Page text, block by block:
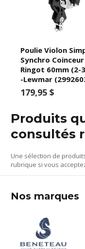
Poulie Violon
Synchro Coinceur
Ringot 60mm (2-
-Lewmar
179,95 $
Produits
consultés
Une sélection de
rubrique si vous
Nos marques